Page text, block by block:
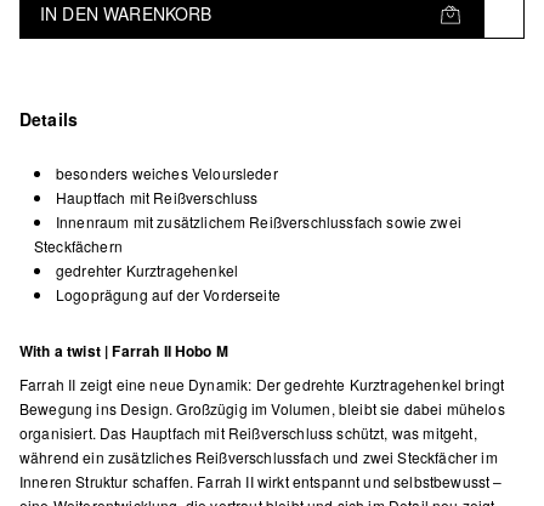
IN DEN WARENKORB
Details
besonders weiches Veloursleder
Hauptfach mit Reißverschluss
Innenraum mit zusätzlichem Reißverschlussfach sowie zwei
Steckfächern
gedrehter Kurztragehenkel
Logoprägung auf der Vorderseite
With a twist | Farrah II Hobo M
Farrah II zeigt eine neue Dynamik: Der gedrehte Kurztragehenkel bringt
Bewegung ins Design. Großzügig im Volumen, bleibt sie dabei mühelos
organisiert. Das Hauptfach mit Reißverschluss schützt, was mitgeht,
während ein zusätzliches Reißverschlussfach und zwei Steckfächer im
Inneren Struktur schaffen. Farrah II wirkt entspannt und selbstbewusst –